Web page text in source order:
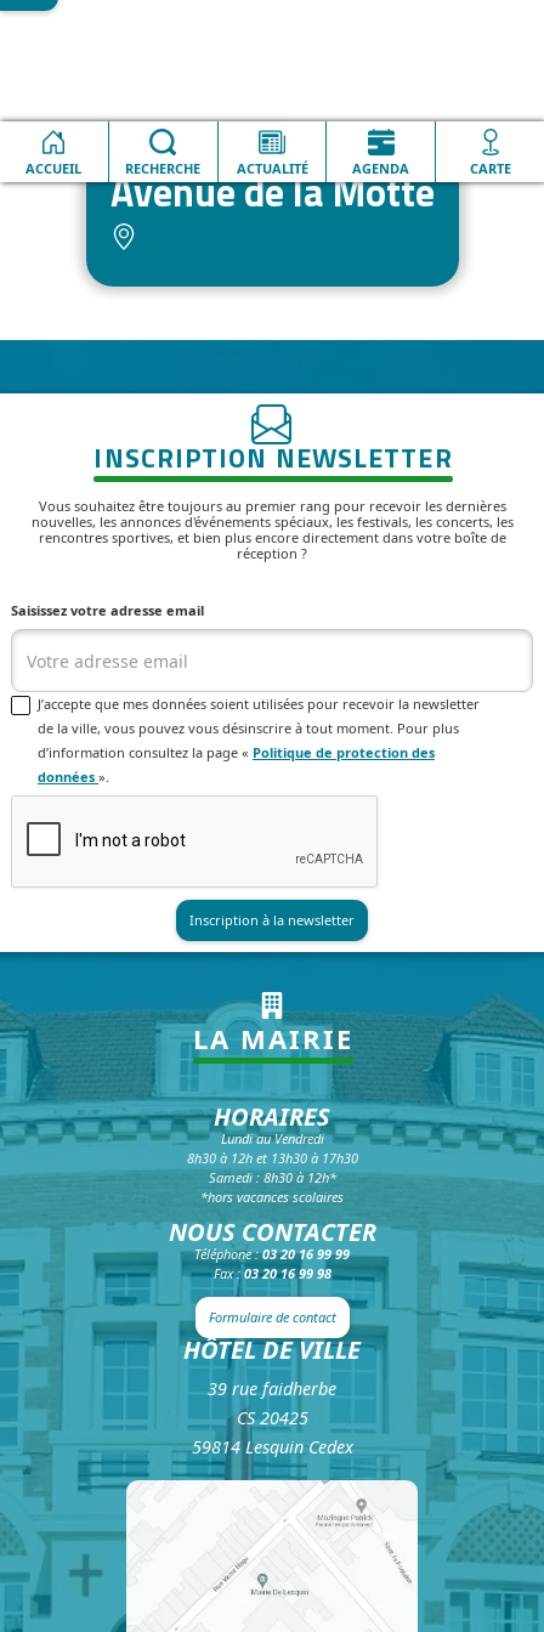
Accueil
Avenue de la Motte
ACCUEIL
RECHERCHE ACTUALITÉ AGENDA CARTE
Avenue de la Motte
INSCRIPTION NEWSLETTER
Vous souhaitez être toujours au premier rang pour recevoir les dernières
nouvelles, les annonces d'événements spéciaux, les festivals, les concerts, les
rencontres sportives, et bien plus encore directement dans votre boîte de
réception ?
Saisissez votre adresse email
J’accepte que mes données soient utilisées pour recevoir la newsletter
de la ville, vous pouvez vous désinscrire à tout moment. Pour plus
d’information consultez la page « Politique de protection des
données ».
LA MAIRIE
HORAIRES
Lundi au Vendredi
8h30 à 12h et 13h30 à 17h30
Samedi : 8h30 à 12h*
*hors vacances scolaires
NOUS CONTACTER
Téléphone :03 20 16 99 99
Fax : 03 20 16 99 98
Formulaire de contact
HÔTEL DE VILLE
39 rue faidherbe
CS 20425
59814 Lesquin Cedex